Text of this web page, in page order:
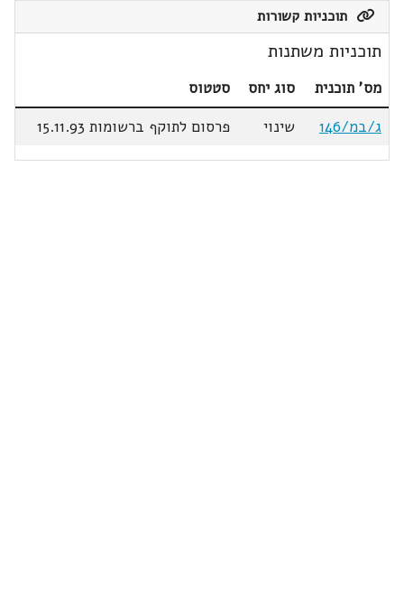
תוכניות קשורות
תוכניות משתנות
מס' תוכנית סוג יחס
סטטוס
ג/במ/146
שינוי פרסום לתוקף ברשומות 15.11.93